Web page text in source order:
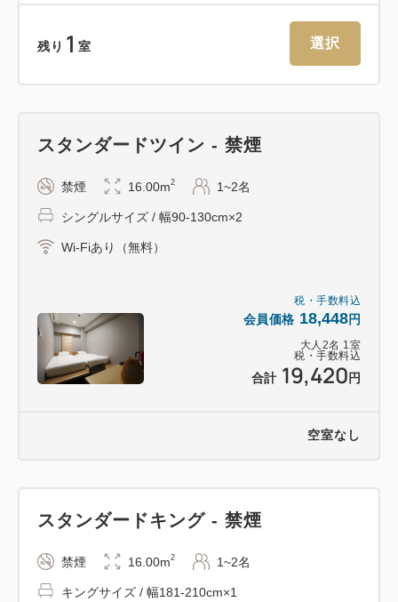
・ベッド下に荷物収納スペースあり、キャリーバッグ
・全室Wifi無料
--- 備品 アメニティ ---
お部屋にはタオルと歯ブラシのみをご用意しておりま
す。
--- 館内案内 ---
・ズボンプレッサー無料貸出
・有楽町線 新富町駅から徒歩1分（3番出口）
・日比谷線 八丁堀駅から徒歩6分（A3番出口）
・浅草線/日比谷線 東銀座駅から徒歩7分（5番出
口）
残り 1 室 選択
税・手数料込
会員価格 18,448円
大人 2名 1 室
税・手数料込
合計 19,420 円
スタンダードツイン - 禁煙
禁煙 16.00m2 1~2名
シングルサイズ / 幅90-130cm×2
Wi-Fiあり（無料）
空室なし
スタンダードキング - 禁煙
禁煙 16.00m2 1~2名
キングサイズ / 幅181-210cm×1